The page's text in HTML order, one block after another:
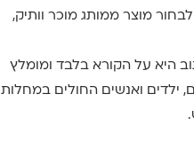
מוצר ממותג מוכר וותיק,
היא על הקורא בלבד ומומלץ
ילדים ואנשים החולים במחלות